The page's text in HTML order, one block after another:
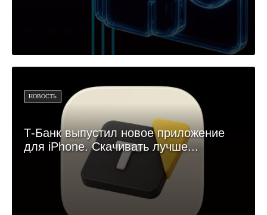
НОВОСТЬ
Т-Банк выпустил новое приложение
для iPhone. Скачивать лучше...